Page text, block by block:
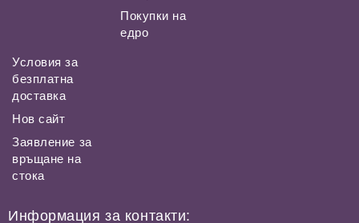
Покупки на
едро
Условия за
безплатна
доставка
Нов сайт
Заявление за
връщане на
стока
Информация за контакти: